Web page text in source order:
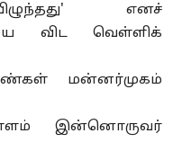
எனச்
விட வெள்ளிக்
மன்னர்முகம்
இன்னொருவர்